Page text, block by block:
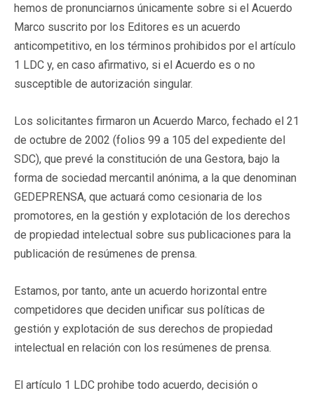
hemos de pronunciarnos únicamente sobre si el Acuerdo
Marco suscrito por los Editores es un acuerdo
anticompetitivo, en los términos prohibidos por el artículo
1 LDC y, en caso afirmativo, si el Acuerdo es o no
susceptible de autorización singular.
Los solicitantes firmaron un Acuerdo Marco, fechado el 21
de octubre de 2002 (folios 99 a 105 del expediente del
SDC), que prevé la constitución de una Gestora, bajo la
forma de sociedad mercantil anónima, a la que denominan
GEDEPRENSA, que actuará como cesionaria de los
promotores, en la gestión y explotación de los derechos
de propiedad intelectual sobre sus publicaciones para la
publicación de resúmenes de prensa.
Estamos, por tanto, ante un acuerdo horizontal entre
competidores que deciden unificar sus políticas de
gestión y explotación de sus derechos de propiedad
intelectual en relación con los resúmenes de prensa.
El artículo 1 LDC prohibe todo acuerdo, decisión o